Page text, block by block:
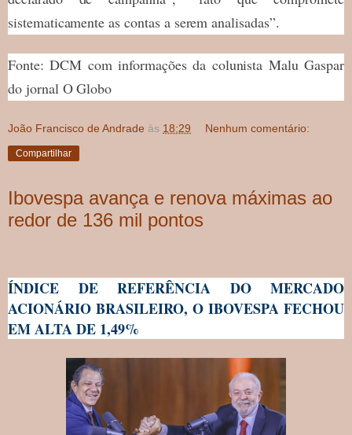
sistematicamente as contas a serem analisadas”.
Fonte: DCM com informações da colunista Malu Gaspar
do jornal O Globo
João Francisco de Andrade às 18:29 Nenhum comentário:
Compartilhar
Ibovespa avança e renova máximas ao
redor de 136 mil pontos
ÍNDICE DE REFERÊNCIA DO MERCADO
ACIONÁRIO BRASILEIRO, O IBOVESPA FECHOU
EM ALTA DE 1,49%